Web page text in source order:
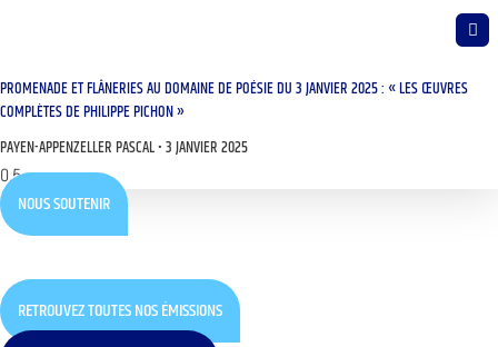
PROMENADE ET FLÂNERIES AU DOMAINE DE POÉSIE DU 3 JANVIER 2025 : « LES ŒUVRES
COMPLÈTES DE PHILIPPE PICHON »
PAYEN-APPENZELLER PASCAL 3 JANVIER 2025
NOUS SOUTENIR
RETROUVEZ TOUTES NOS ÉMISSIONS